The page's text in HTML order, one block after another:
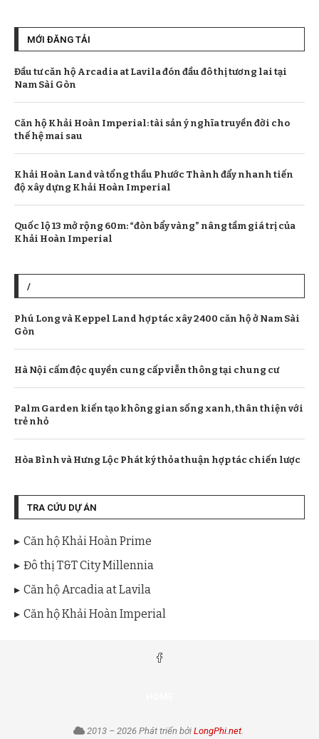
MỚI ĐĂNG TẢI
Đầu tư căn hộ Arcadia at Lavila đón đầu đô thị tương lai tại
Nam Sài Gòn
Căn hộ Khải Hoàn Imperial: tài sản ý nghĩa truyền đời cho
thế hệ mai sau
Khải Hoàn Land và tổng thầu Phước Thành đẩy nhanh tiến
độ xây dựng Khải Hoàn Imperial
Quốc lộ 13 mở rộng 60m: “đòn bẩy vàng” nâng tầm giá trị của
Khải Hoàn Imperial
/
Phú Long và Keppel Land hợp tác xây 2400 căn hộ ở Nam Sài
Gòn
Hà Nội cấm độc quyền cung cấp viễn thông tại chung cư
Palm Garden kiến tạo không gian sống xanh, thân thiện với
trẻ nhỏ
Hòa Bình và Hưng Lộc Phát ký thỏa thuận hợp tác chiến lược
TRA CỨU DỰ ÁN
Căn hộ Khải Hoàn Prime
Đô thị T&T City Millennia
Căn hộ Arcadia at Lavila
Căn hộ Khải Hoàn Imperial
2013 – 2026 Phát triển bởi LongPhi.net.